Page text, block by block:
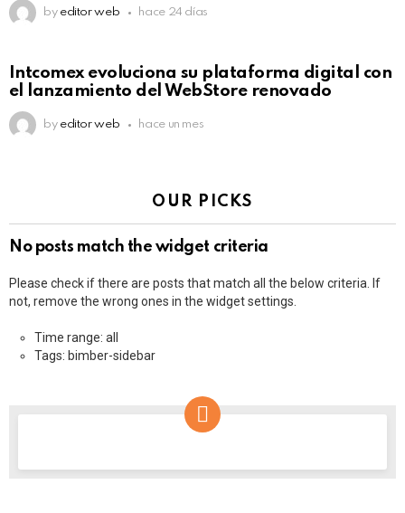
by editor web hace 24 días
Intcomex evoluciona su plataforma digital con
el lanzamiento del WebStore renovado
by editor web hace un mes
OUR PICKS
No posts match the widget criteria
Please check if there are posts that match all the below criteria. If
not, remove the wrong ones in the widget settings.
Time range: all
Tags: bimber-sidebar